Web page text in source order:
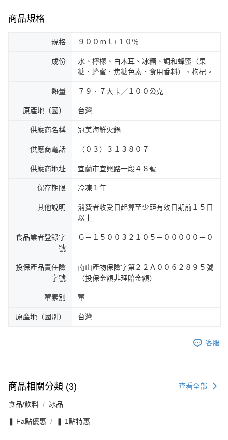
商品規格
規格 ９００ｍｌ±１０％
成份
水、檸檬、白木耳、冰糖、調和蜂蜜（果
糖．蜂蜜．焦糖色素．食用香料）、枸杞。
熱量 ７９．７大卡／１００公克
原產地（國） 台灣
供應商名稱 冠美海鮮火鍋
供應商電話 （０３）３１３８０７
供應商地址 宜蘭市宜興路一段４８號
保存期限 冷凍１年
其他說明
消費者收受日起算至少距有效日期前１５日
以上
食品業者登錄字
號
Ｇ－１５００３２１０５－０００００－０
投保產品責任險
字號
南山產物保險字第２２Ａ００６２８９５號
（投保金額非理賠金額）
葷素別 葷
原產地（國別） 台灣
客服
商品相關分類 (3) 查看全部
食品/飲料 冰品
❚ Fa點優惠 ❚ 1點特惠